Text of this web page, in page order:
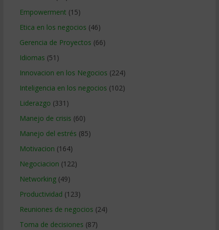
Empowerment (15)
Etica en los negocios (46)
Gerencia de Proyectos (66)
Idiomas (51)
Innovacion en los Negocios (224)
Inteligencia en los negocios (102)
Liderazgo (331)
Manejo de crisis (60)
Manejo del estrés (85)
Motivacion (164)
Negociacion (122)
Networking(49)
Productividad (123)
Reuniones de negocios (24)
Toma de decisiones (87)